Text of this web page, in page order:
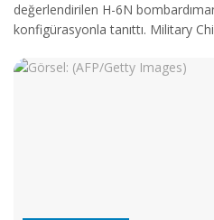
değerlendirilen H-6N
konfigürasyonla tanıttı. Military